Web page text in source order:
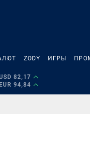
ZODY ИГРЫ
82,17
EUR 94,84